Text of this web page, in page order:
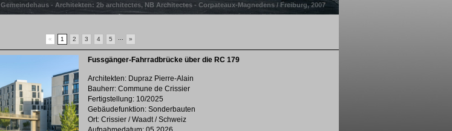
Gemeindehaus - Architekten: 2b architectes, NB Architectes - Corpateaux-Magnedens / Freiburg, 2007
« 1 2 3 4 5 »
Fussgänger-Fahrradbrücke über die RC 179
Architekten: Dupraz Pierre-Alain
Bauherr: Commune de Crissier
Fertigstellung: 10/2025
Gebäudefunktion: Sonderbauten
Ort: Crissier / Waadt / Schweiz